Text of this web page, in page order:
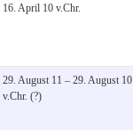
16. April 10 v.Chr.
29. August 11 – 29. August 10
v.Chr. (?)